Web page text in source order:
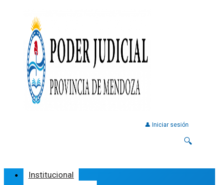
👤 Iniciar sesión
🔍
Institucional